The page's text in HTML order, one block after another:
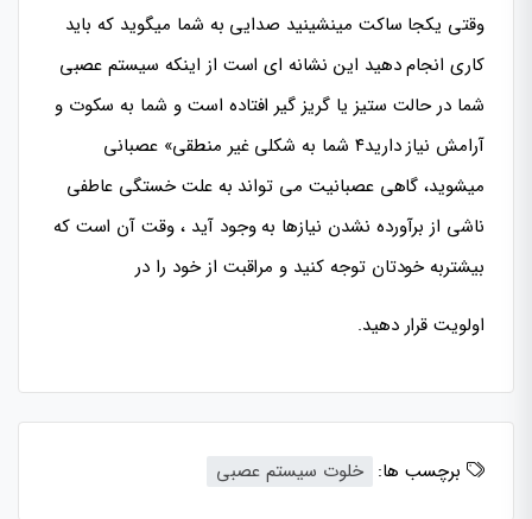
وقتی یکجا ساکت مینشینید صدایی به شما میگوید که باید
کاری انجام دهید این نشانه ای است از اینکه سیستم عصبی
شما در حالت ستیز یا گریز گیر افتاده است و شما به سکوت و
آرامش نیاز دارید۴ شما به شکلی غیر منطقی» عصبانی
میشوید، گاهی عصبانیت می تواند به علت خستگی عاطفی
ناشی از برآورده نشدن نیازها به وجود آید ، وقت آن است که
بیشتربه خودتان توجه کنید و مراقبت از خود را در
اولویت قرار دهید.
برچسب ها: خلوت سیستم عصبی